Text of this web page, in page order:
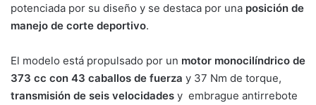
potenciada por su diseño y se destaca por una posición de
manejo de corte deportivo.
El modelo está propulsado por un motor monocilíndrico de
373 cc con 43 caballos de fuerza y 37 Nm de torque,
transmisión de seis velocidades y embrague antirrebote